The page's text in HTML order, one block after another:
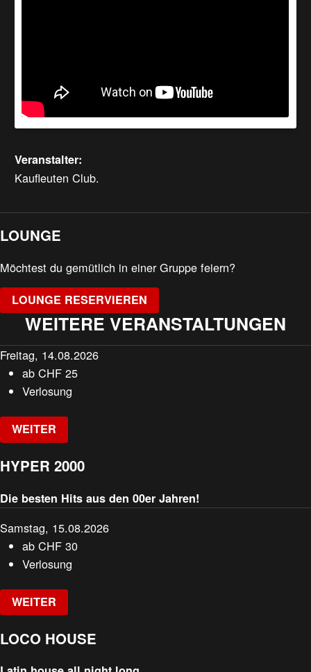
Veranstalter:
Kaufleuten Club.
LOUNGE
Möchtest du gemütlich in einer Gruppe feiern?
LOUNGE RESERVIEREN
WEITERE VERANSTALTUNGEN
Freitag, 14.08.2026
abCHF 25
Verlosung
WEITER
HYPER 2000
Die besten Hits aus den 00er Jahren!
Samstag, 15.08.2026
abCHF 30
Verlosung
WEITER
LOCO HOUSE